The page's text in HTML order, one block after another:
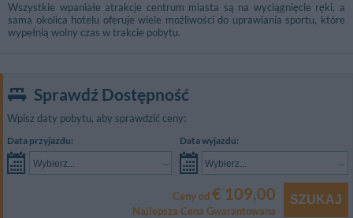
Wszystkie wpaniałe atrakcje centrum miasta są na wyciągnięcie ręki, a
sama okolica hotelu oferuje wiele możliwości do uprawiania sportu, które
wypełnią wolny czas w trakcie pobytu.
Sprawdź Dostępność
Wpisz daty pobytu, aby sprawdzić ceny:
Data przyjazdu:
Wybierz...
Data wyjazdu:
Wybierz...
Ceny od€ 109,00
Najlepsza Cena Gwarantowana
SZUKAJ